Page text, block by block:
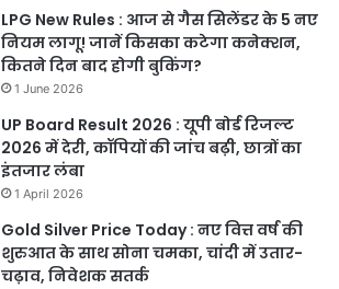
LPG New Rules : आज से गैस सिलेंडर के 5 नए
नियम लागू! जानें किसका कटेगा कनेक्शन,
कितने दिन बाद होगी बुकिंग?
1 June 2026
UP Board Result 2026 : यूपी बोर्ड रिजल्ट
2026 में देरी, कॉपियों की जांच बढ़ी, छात्रों का
इंतजार लंबा
1 April 2026
Gold Silver Price Today : नए वित्त वर्ष की
शुरुआत के साथ सोना चमका, चांदी में उतार-
चढ़ाव, निवेशक सतर्क